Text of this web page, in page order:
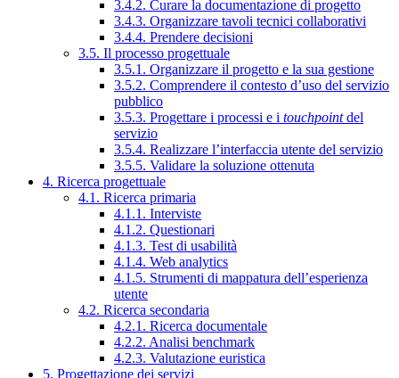
3.4.2. Curare la documentazione di progetto
3.4.3. Organizzare tavoli tecnici collaborativi
3.4.4. Prendere decisioni
3.5. Il processo progettuale
3.5.1. Organizzare il progetto e la sua gestione
3.5.2. Comprendere il contesto d’uso del servizio
pubblico
3.5.3. Progettare i processi e i touchpointdel
servizio
3.5.4. Realizzare l’interfaccia utente del servizio
3.5.5. Validare la soluzione ottenuta
4. Ricerca progettuale
4.1. Ricerca primaria
4.1.1. Interviste
4.1.2. Questionari
4.1.3. Test di usabilità
4.1.4. Web analytics
4.1.5. Strumenti di mappatura dell’esperienza
utente
4.2. Ricerca secondaria
4.2.1. Ricerca documentale
4.2.2. Analisi benchmark
4.2.3. Valutazione euristica
5. Progettazione dei servizi